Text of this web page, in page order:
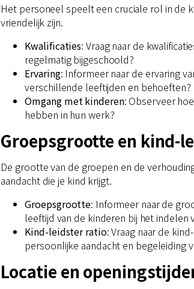
Het personeel speelt een cruciale rol in de
vriendelijk zijn.
Kwalificaties: Vraag naar de
regelmatig bijgeschoold?
Ervaring: Informeer naar de ervaring
verschillende leeftijden en behoeften?
Omgang met kinderen: Observeer
hebben in hun werk?
Groepsgrootte en kind-
De grootte van de groepen en de
aandacht die je kind krijgt.
Groepsgrootte: Informeer naar de
leeftijd van de kinderen bij het indelen
Kind-leidster ratio: Vraag naar de
persoonlijke aandacht en begeleiding
Locatie en